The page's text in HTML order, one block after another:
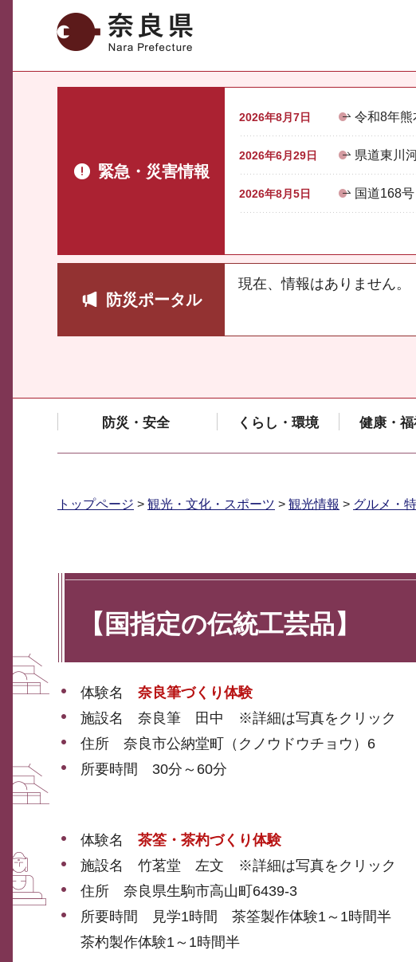
奈良県
緊急・災害情報
2026年8月7日 令和8年熊
2026年6月29日 県道東川
2026年8月5日 国道168
防災ポータル
現在、情報はありません。
防災・安全 くらし・環境 健康・福
トップページ > 観光・文化・スポーツ > 観光情報 > グルメ・
【国指定の伝統工芸品】
体験名 奈良筆づくり体験
施設名 奈良筆 田中 ※詳細は写真をクリック
住所 奈良市公納堂町（クノウドウチョウ）6
所要時間 30分～60分
体験名 茶筌・茶杓づくり体験
施設名 竹茗堂 左文 ※詳細は写真をクリック
住所 奈良県生駒市高山町6439-3
所要時間 見学1時間 茶筌製作体験1～1時間半
茶杓製作体験1～1時間半